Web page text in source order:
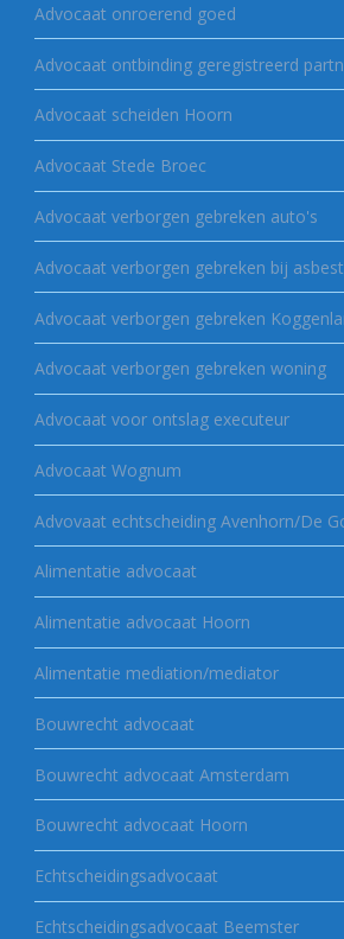
Advocaat onroerend goed
Advocaat ontbinding geregistreerd
Advocaat scheiden Hoorn
Advocaat Stede Broec
Advocaat verborgen gebreken auto's
Advocaat verborgen gebreken bij
Advocaat verborgen gebreken
Advocaat verborgen gebreken woning
Advocaat voor ontslag executeur
Advocaat Wognum
Advovaat echtscheiding Avenhorn/De
Alimentatie advocaat
Alimentatie advocaat Hoorn
Alimentatie mediation/mediator
Bouwrecht advocaat
Bouwrecht advocaat Amsterdam
Bouwrecht advocaat Hoorn
Echtscheidingsadvocaat
Echtscheidingsadvocaat Beemster